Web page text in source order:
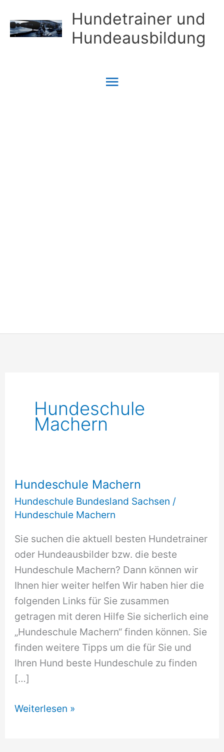
Inhalt
springen
Hundetrainer und
Hundeausbildung
Hauptmenü
Hundeschule
Machern
Hundeschule Machern
Hundeschule Bundesland Sachsen /
Hundeschule Machern
Sie suchen die aktuell besten Hundetrainer
oder Hundeausbilder bzw. die beste
Hundeschule Machern? Dann können wir
Ihnen hier weiter helfen Wir haben hier die
folgenden Links für Sie zusammen
getragen mit deren Hilfe Sie sicherlich eine
„Hundeschule Machern“ finden können. Sie
finden weitere Tipps um die für Sie und
Ihren Hund beste Hundeschule zu finden
[…]
Hundeschule
Weiterlesen »